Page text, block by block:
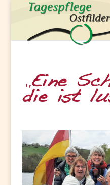
„Eine
die ist